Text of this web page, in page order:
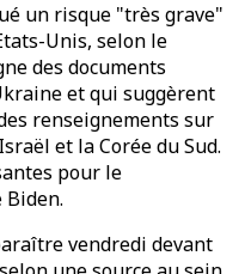
un risque "très grave"
Unis, selon le
des documents
et qui suggèrent
renseignements sur
et la Corée du Sud.
pour le
Biden.
vendredi devant